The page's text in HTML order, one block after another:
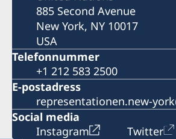
885 Second Avenue
New York, NY 10017
USA
Telefonnummer
+1 212 583 2500
E-postadress
representationen.new-
Social media
Instagram
Twitter